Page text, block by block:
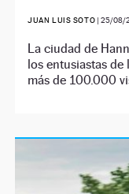
JUAN LUIS SOTO |25/08/
La ciudad de
los entusiastas
más de 100.000